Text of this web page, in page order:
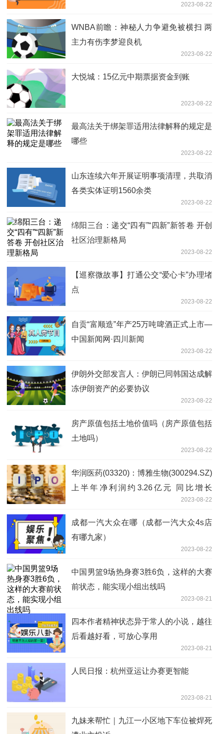
2023-08-22
WNBA前瞻：神秘人力争避免被横扫 两
主力有伤李梦迎良机
2023-08-22
大悦城：15亿元中期票据资金到账
2023-08-22
最高法关于绑架罪适用法律解释的规定是
哪些
2023-08-22
山东连续六年开展证明事项清理，共取消
各类实体证明1560余类
2023-08-22
绵阳三台：递交“四有”“四新”新答卷 开创
社区治理新格局
2023-08-22
【巡察微故事】打通公交“爱心卡”办理堵
点
2023-08-22
自贡“富顺造”年产25万吨啤酒正式上市—
中国新闻网·四川新闻
2023-08-22
伊朗外交部发言人：伊朗已同韩国达成解
冻伊朗资产的必要协议
2023-08-22
房产原值包括土地价值吗（房产原值包括
土地吗）
2023-08-22
华润医药(03320)：博雅生物(300294.SZ)
上半年净利润约3.26亿元 同比增长
2023-08-22
成都一汽大众在哪（成都一汽大众4s店
有哪九家）
2023-08-22
中国男篮9场热身赛3胜6负，这样的大赛
前状态，能实现小组出线吗
2023-08-21
​四本作者精神状态异于常人的小说，越往
后看越好看，可放心享用
2023-08-21
人民日报：杭州亚运让办赛更智能
2023-08-21
九妹来帮忙｜九江一小区地下车位被焊死